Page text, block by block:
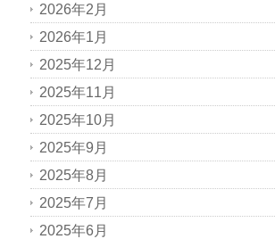
2026年2月
2026年1月
2025年12月
2025年11月
2025年10月
2025年9月
2025年8月
2025年7月
2025年6月